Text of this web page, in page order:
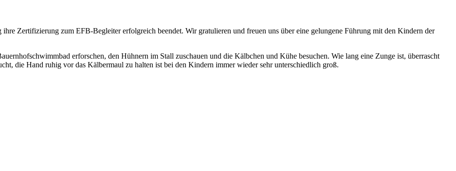
Zertifizierung zum EFB-Begleiter erfolgreich beendet. Wir gratulieren und freuen uns über eine gelungene Führung mit den Kindern der
erforschen, den Hühnern im Stall zuschauen und die Kälbchen und Kühe besuchen. Wie lang eine Zunge ist, überrascht
die Hand ruhig vor das Kälbermaul zu halten ist bei den Kindern immer wieder sehr unterschiedlich groß.